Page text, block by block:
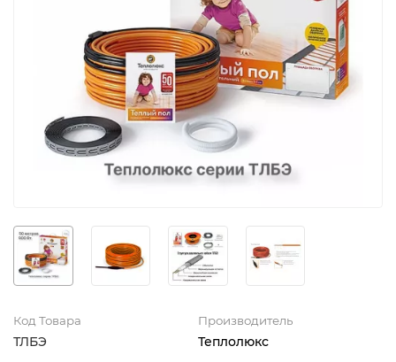
Код Товара
ТЛБЭ
Производитель
Теплолюкс